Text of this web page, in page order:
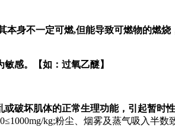
身不一定可燃,但能导致可燃物的燃
感。【如：过氧乙醚】
破坏肌体的正常生理功能，引起暂时
kg;粉尘、烟雾及蒸气吸入半数